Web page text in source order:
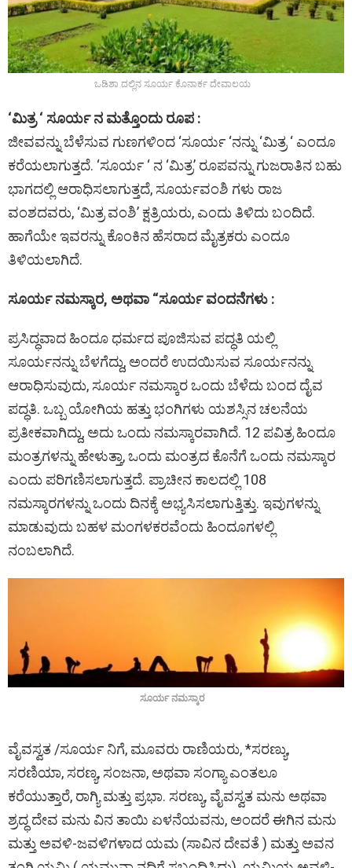
ಒಡಿಶಾ ದಲ್ಲಿನ ಸೂರ್ಯ ಕೊನಾರ್ಕ ದೇವಾಲಯ
‘ಮಿತ್ರ ‘ ಸೂರ್ಯ ನ ಮತ್ತೊಂದು ರೂಪ :
ಜೀವವನ್ನು ಬೆಳೆಸುವ ಗುಣಗಳಿಂದ ‘ಸೂರ್ಯ ‘ನನ್ನು ‘ಮಿತ್ರ ‘ ಎಂದೂ
ಕರೆಯಲಾಗುತ್ತದೆ. ‘ಸೂರ್ಯ ‘ ನ ‘ಮಿತ್ರ’ ರೂಪವನ್ನು ಗುಜರಾತಿನ ಬಹು
ಭಾಗದಲ್ಲಿ ಆರಾಧಿಸಲಾಗುತ್ತದೆ, ಸೂರ್ಯವಂಶಿ ಗಳು ರಾಜ
ವಂಶದವರು, ‘ಮಿತ್ರ ವಂಶಿ’ ಕ್ಷತ್ರಿಯರು, ಎಂದು ತಿಳಿದು ಬಂದಿದೆ.
ಹಾಗೆಯೇ ಇವರನ್ನು ಕೊಂಕಿನ ಹೆಸರಾದ ಮೈತ್ರಕರು ಎಂದೂ
ತಿಳಿಯಲಾಗಿದೆ.
ಸೂರ್ಯ ನಮಸ್ಕಾರ, ಅಥವಾ “ಸೂರ್ಯ ವಂದನೆಗಳು :
ಪ್ರಸಿದ್ಧವಾದ ಹಿಂದೂ ಧರ್ಮದ ಪೂಜಿಸುವ ಪದ್ಧತಿ ಯಲ್ಲಿ
ಸೂರ್ಯನನ್ನು ಬೆಳಗೆದ್ದು, ಅಂದರೆ ಉದಯಿಸುವ ಸೂರ್ಯನನ್ನು
ಆರಾಧಿಸುವುದು, ಸೂರ್ಯ ನಮಸ್ಕಾರ ಒಂದು ಬೆಳೆದು ಬಂದ ದೈವ
ಪದ್ಧತಿ. ಒಬ್ಬ ಯೋಗಿಯ ಹತ್ತು ಭಂಗಿಗಳು ಯಶಸ್ಸಿನ ಚಲನೆಯ
ಪ್ರತೀಕವಾಗಿದ್ದು, ಅದು ಒಂದು ನಮಸ್ಕಾರವಾಗಿದೆ. 12 ಪವಿತ್ರ ಹಿಂದೂ
ಮಂತ್ರಗಳನ್ನು ಹೇಳುತ್ತಾ, ಒಂದು ಮಂತ್ರದ ಕೊನೆಗೆ ಒಂದು ನಮಸ್ಕಾರ
ಎಂದು ಪರಿಗಣಿಸಲಾಗುತ್ತದೆ. ಪ್ರಾಚೀನ ಕಾಲದಲ್ಲಿ 108
ನಮಸ್ಕಾರಗಳನ್ನು ಒಂದು ದಿನಕ್ಕೆ ಅಭ್ಯಸಿಸಲಾಗುತ್ತಿತ್ತು. ಇವುಗಳನ್ನು
ಮಾಡುವುದು ಬಹಳ ಮಂಗಳಕರವೆಂದು ಹಿಂದೂಗಳಲ್ಲಿ
ನಂಬಲಾಗಿದೆ.
ಸೂರ್ಯ ನಮಸ್ಕಾರ
ವೈವಸ್ವತ /ಸೂರ್ಯ ನಿಗೆ, ಮೂವರು ರಾಣಿಯರು, *ಸರಣ್ಯು,
ಸರಣಿಯಾ, ಸರಣ್ಯ, ಸಂಜನಾ, ಅಥವಾ ಸಂಗ್ಯಾ ಎಂತಲೂ
ಕರೆಯುತ್ತಾರೆ, ರಾಗ್ಯಿ ಮತ್ತು ಪ್ರಭಾ. ಸರಣ್ಯು, ವೈವಸ್ವತ ಮನು ಅಥವಾ
ಶ್ರದ್ಧ ದೇವ ಮನು ವಿನ ತಾಯಿ ಏಳನೆಯವನು, ಅಂದರೆ ಈಗಿನ ಮನು
ಮತ್ತು ಅವಳಿ-ಜವಳಿಗಳಾದ ಯಮ (ಸಾವಿನ ದೇವತೆ ) ಮತ್ತು ಅವನ